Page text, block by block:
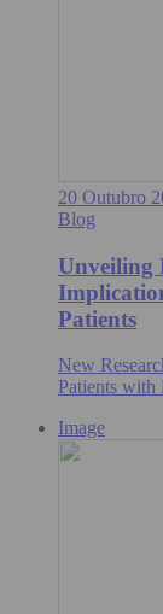
20 Outubro
Blog
Unveiling
Patients
New
Patients
Image